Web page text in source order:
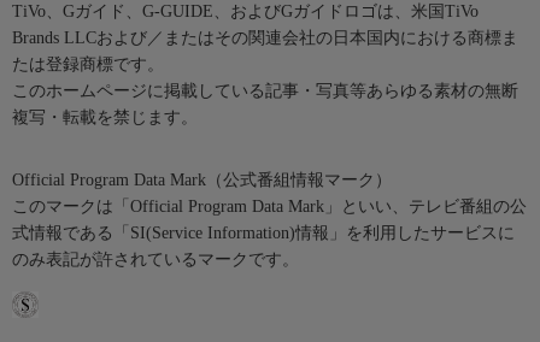
TiVo、Gガイド、G-GUIDE、およびGガイドロゴは、米国TiVo
Brands LLCおよび／またはその関連会社の日本国内における商標ま
たは登録商標です。
このホームページに掲載している記事・写真等あらゆる素材の無断
複写・転載を禁じます。
Official Program Data Mark（公式番組情報マーク）
このマークは「Official Program Data Mark」といい、テレビ番組の公
式情報である「SI(Service Information)情報」を利用したサービスに
のみ表記が許されているマークです。